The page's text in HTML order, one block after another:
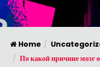
Home
По какой причине мозг